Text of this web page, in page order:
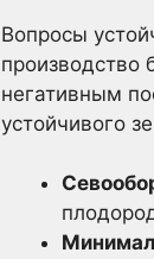
Вопросы
производство
негативным
устойчивого